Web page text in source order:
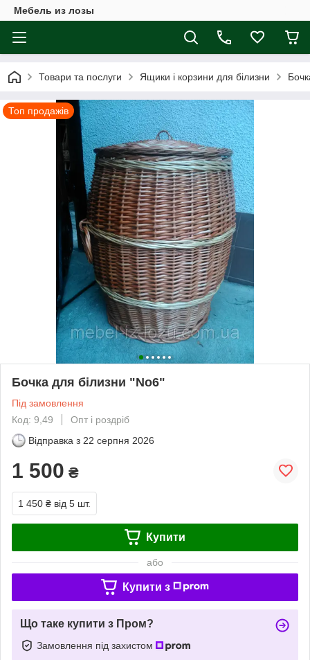
Мебель из лозы
Товари та послуги Ящики і корзини для білизни
Топ продажів
Бочка для білизни "No6"
Під замовлення
Код: 9,49
Опт і роздріб
Відправка з 22 серпня 2026
1 500 ₴
1 450 ₴ від 5 шт.
Купити
або
Купити з
Що таке купити з Пром?
Замовлення під захистом